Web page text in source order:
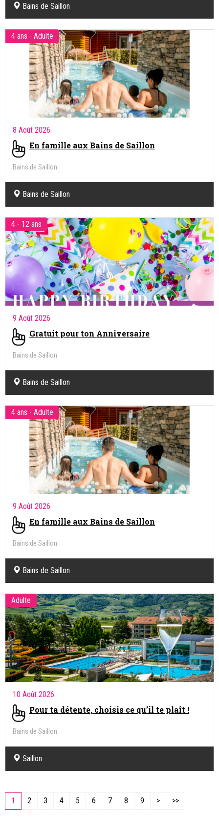
Bains de Saillon
4 ans - Adulte
8 Août 2026
En famille aux Bains de Saillon
Bains de Saillon
Bains de Saillon
4 - 12 ans
9 Août 2026
Gratuit pour ton Anniversaire
Bains de Saillon
Bains de Saillon
4 ans - Adulte
9 Août 2026
En famille aux Bains de Saillon
Bains de Saillon
Bains de Saillon
Adulte
10 Août 2026
Pour ta détente, choisis ce qu’il te plaît !
Bains de Saillon
Saillon
1 2 3 4 5 6 7 8 9 > >>